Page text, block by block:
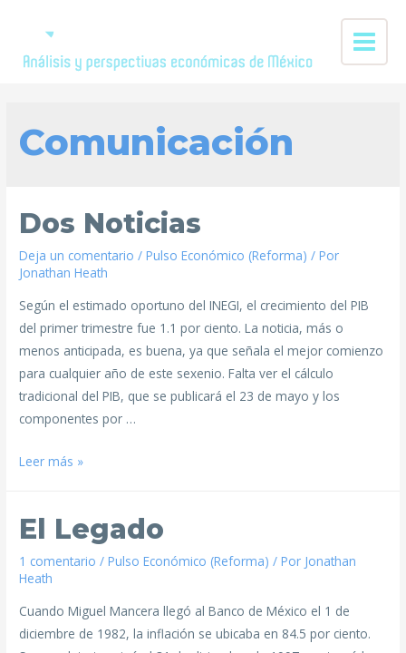
Comunicación
Dos Noticias
Deja un comentario /Pulso Económico (Reforma) / Por
Jonathan Heath
Según el estimado oportuno del INEGI, el crecimiento del PIB
del primer trimestre fue 1.1 por ciento. La noticia, más o
menos anticipada, es buena, ya que señala el mejor comienzo
para cualquier año de este sexenio. Falta ver el cálculo
tradicional del PIB, que se publicará el 23 de mayo y los
componentes por …
Leer más »
El Legado
1 comentario /Pulso Económico (Reforma) / Por Jonathan
Heath
Cuando Miguel Mancera llegó al Banco de México el 1 de
diciembre de 1982, la inflación se ubicaba en 84.5 por ciento.